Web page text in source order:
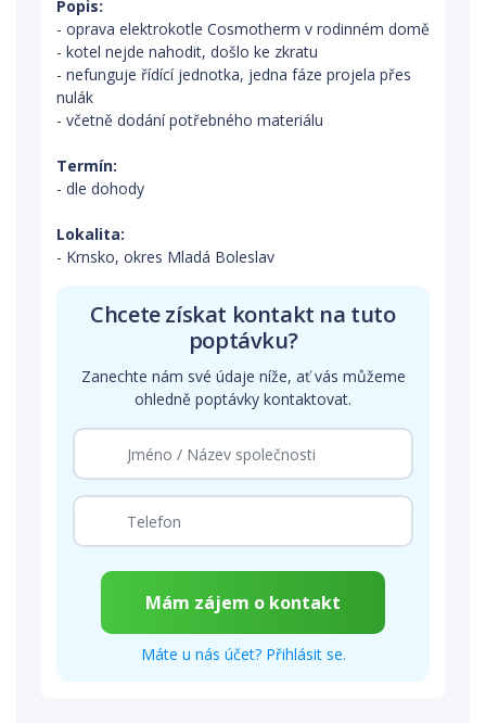
Popis:
- oprava elektrokotle Cosmotherm v rodinném domě
- kotel nejde nahodit, došlo ke zkratu
- nefunguje řídící jednotka, jedna fáze projela přes
nulák
- včetně dodání potřebného materiálu
Termín:
- dle dohody
Lokalita:
- Krnsko, okres Mladá Boleslav
Chcete získat kontakt na tuto
poptávku?
Zanechte nám své údaje níže, ať vás můžeme
ohledně poptávky kontaktovat.
Máte u nás účet? Přihlásit se.